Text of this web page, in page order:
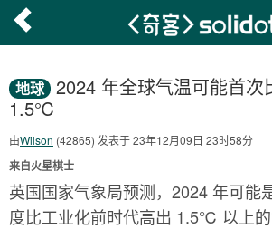
地球 2024 年全球气温可能首次
1.5℃
由Wilson (42865) 发表于 23年12月09日 23时58分
来自火星棋士
英国国家气象局预测，2024 年可能
度比工业化前时代高出 1.5℃ 以上